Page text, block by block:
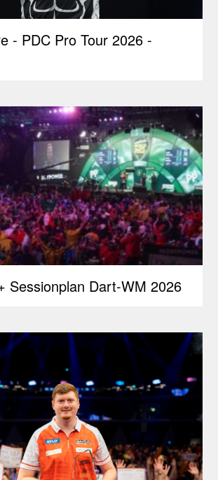
- PDC Pro Tour 2026 -
Sessionplan Dart-WM 2026